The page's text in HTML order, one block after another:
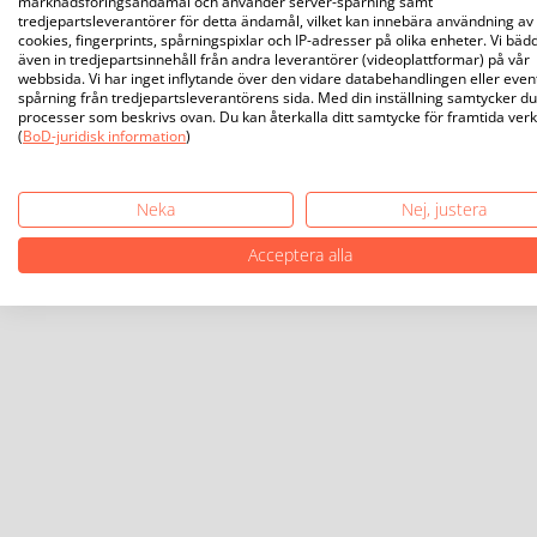
tredjepartsleverantörer för detta ändamål, vilket kan innebära användning av
cookies, fingerprints, spårningspixlar och IP-adresser på olika enheter. Vi
även in tredjepartsinnehåll från andra leverantörer (videoplattformar) på vår
webbsida. Vi har inget inflytande över den vidare databehandlingen eller
spårning från tredjepartsleverantörens sida. Med din inställning samtycker
processer som beskrivs ovan. Du kan återkalla ditt samtycke för framtida
(BoD-juridisk information)
Neka
Nej, justera
Acceptera alla